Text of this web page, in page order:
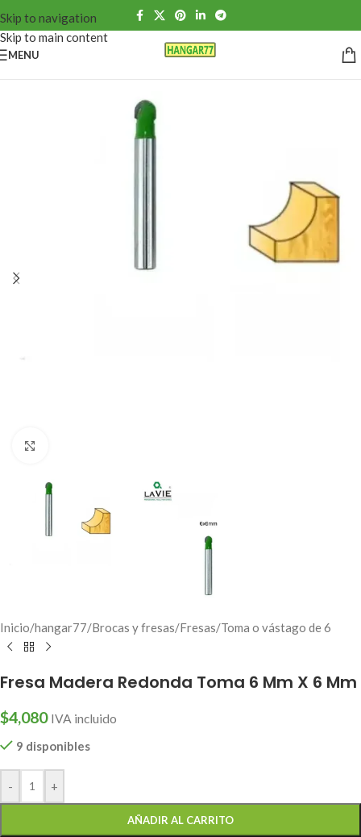
Skip to navigation
Skip to main content
MENU
Inicio/hangar77/Brocas y fresas/Fresas/Toma o vástago de 6
Fresa Madera Redonda Toma 6 Mm X 6 Mm
$4,080 IVA incluido
9 disponibles
- +
AÑADIR AL CARRITO